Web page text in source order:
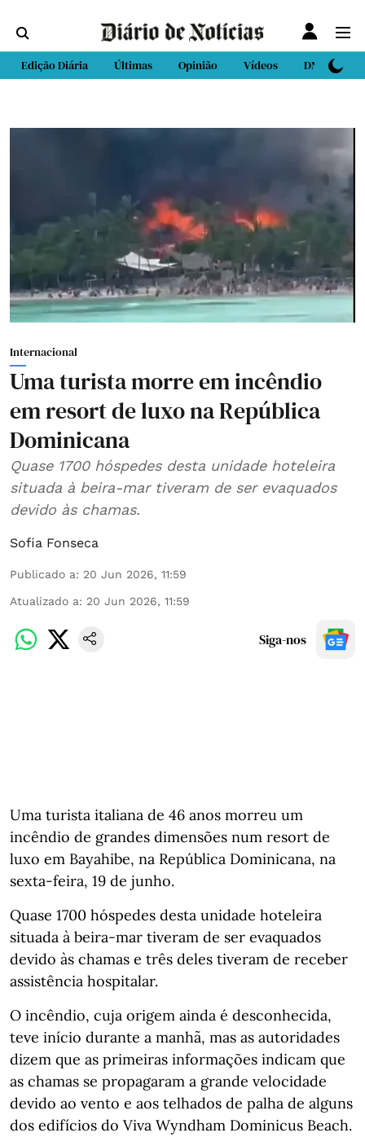
Edição Diária Últimas Opinião Vídeos DN Sport
Internacional
Uma turista morre em incêndio
em resort de luxo na República
Dominicana
Quase 1700 hóspedes desta unidade hoteleira
situada à beira-mar tiveram de ser evaquados
devido às chamas.
Sofia Fonseca
Publicado a: 20 Jun 2026, 11:59
Atualizado a: 20 Jun 2026, 11:59
Siga-nos
Uma turista italiana de 46 anos morreu um
incêndio de grandes dimensões num resort de
luxo em Bayahibe, na República Dominicana, na
sexta-feira, 19 de junho.
Quase 1700 hóspedes desta unidade hoteleira
situada à beira-mar tiveram de ser evaquados
devido às chamas e três deles tiveram de receber
assistência hospitalar.
O incêndio, cuja origem ainda é desconhecida,
teve início durante a manhã, mas as autoridades
dizem que as primeiras informações indicam que
as chamas se propagaram a grande velocidade
devido ao vento e aos telhados de palha de alguns
dos edifícios do Viva Wyndham Dominicus Beach.